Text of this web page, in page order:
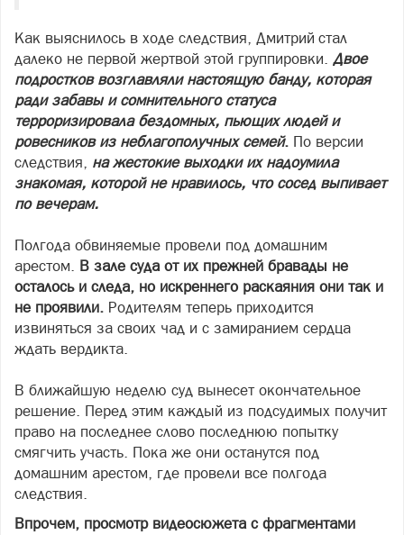
Как выяснилось в ходе следствия, Дмитрий стал
далеко не первой жертвой этой группировки. Двое
подростков возглавляли настоящую банду, которая
ради забавы и сомнительного статуса
терроризировала бездомных, пьющих людей и
ровесников из неблагополучных семей. По версии
следствия, на жестокие выходки их надоумила
знакомая, которой не нравилось, что сосед выпивает
по вечерам.
Полгода обвиняемые провели под домашним
арестом. В зале суда от их прежней бравады не
осталось и следа, но искреннего раскаяния они так и
не проявили. Родителям теперь приходится
извиняться за своих чад и с замиранием сердца
ждать вердикта.
В ближайшую неделю суд вынесет окончательное
решение. Перед этим каждый из подсудимых получит
право на последнее слово последнюю попытку
смягчить участь. Пока же они останутся под
домашним арестом, где провели все полгода
следствия.
Впрочем, просмотр видеосюжета с фрагментами